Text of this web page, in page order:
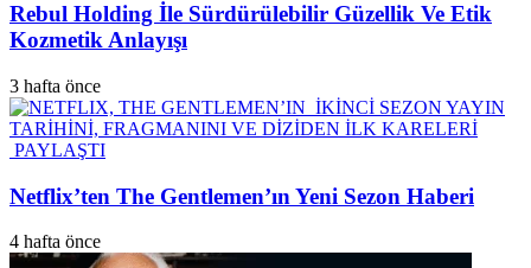
Rebul Holding İle Sürdürülebilir Güzellik Ve Etik
Kozmetik Anlayışı
3 hafta önce
Netflix’ten The Gentlemen’ın Yeni Sezon Haberi
4 hafta önce